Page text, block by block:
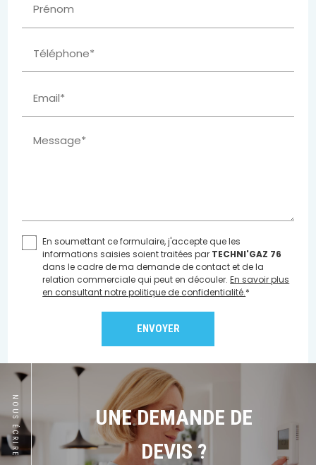
Prénom
Téléphone*
Email*
Message*
En soumettant ce formulaire, j'accepte que les
informations saisies soient traitées par TECHNI'GAZ 76
dans le cadre de ma demande de contact et de la
relation commerciale qui peut en découler.En savoir plus
en consultant notre politique de confidentialité.*
NOUS ÉCRIRE
UNE DEMANDE DE
DEVIS ?